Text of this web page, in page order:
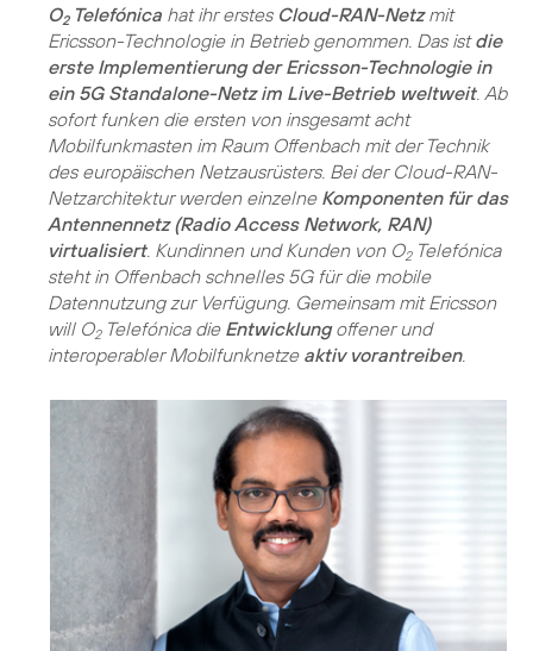
O2Telefónica hat ihr erstes Cloud-RAN-Netzmit
Ericsson-Technologie in Betrieb genommen. Das istdie
erste Implementierung der Ericsson-Technologie in
ein 5G Standalone-Netz im Live-Betrieb weltweit. Ab
sofort funken die ersten von insgesamt acht
Mobilfunkmasten im Raum Offenbach mit der Technik
des europäischen Netzausrüsters. Bei der Cloud-RAN-
Netzarchitektur werden einzelne Komponenten für das
Antennennetz (Radio Access Network, RAN)
virtualisiert. Kundinnen und Kunden von O2Telefónica
steht in Offenbach schnelles 5G für die mobile
Datennutzung zur Verfügung. Gemeinsam mit Ericsson
will O2Telefónica die Entwicklungoffener und
interoperabler Mobilfunknetze aktiv vorantreiben.